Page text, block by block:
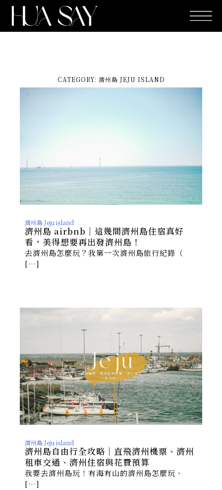
CATEGORY: 濟州島 JEJU ISLAND
濟州島 Jeju island
濟州島 airbnb｜這幾間濟州島住宿真好
看，美得想要再出發濟州島！
去濟州島怎麼玩？我第一次濟州島旅行紀錄（
[…]
濟州島 Jeju island
濟州島自由行全攻略｜直飛濟州機票、濟州
租車交通、濟州住宿與花費預算
我要去濟州島玩！有海有山的濟州島怎麼玩、
[…]